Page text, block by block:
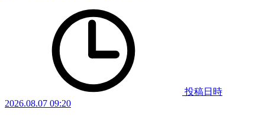
投稿日時
2026.08.07 09:20